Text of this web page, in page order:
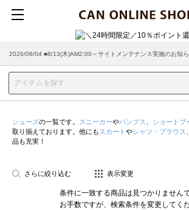
2026/08/04 ■8/13(木)AM2:00～サイトメンテナンス実施のお知
シューズの一覧です。 スニーカーやパンプス ショートブ
取り揃えております。他にも スカート やシャツ・ブラウス
品も充実！
さらに絞り込む 表示変更
条件に一致する商品は見つかりませんで
お手数ですが、検索条件を変更してくだ